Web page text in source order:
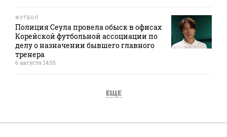
ФУТБОЛ
Полиция Сеула провела обыск в офисах
Корейской футбольной ассоциации по
делу о назначении бывшего главного
тренера
6 августа 14:55
ЕЩЕ